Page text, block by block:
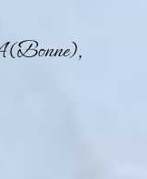
(Bonne),